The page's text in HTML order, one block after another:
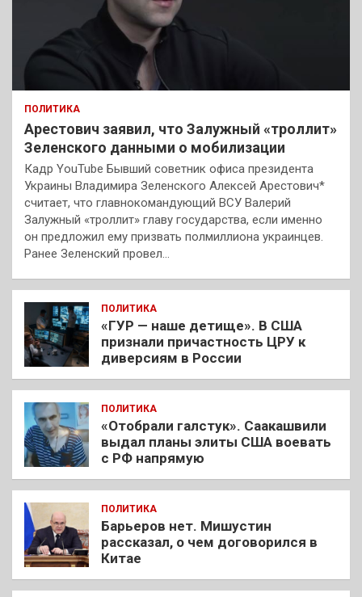
ПОЛИТИКА
Арестович заявил, что Залужный «троллит»
Зеленского данными о мобилизации
Кадр YouTube Бывший советник офиса президента
Украины Владимира Зеленского Алексей Арестович*
считает, что главнокомандующий ВСУ Валерий
Залужный «троллит» главу государства, если именно
он предложил ему призвать полмиллиона украинцев.
Ранее Зеленский провел…
ПОЛИТИКА
«ГУР — наше детище». В США
признали причастность ЦРУ к
диверсиям в России
ПОЛИТИКА
«Отобрали галстук». Саакашвили
выдал планы элиты США воевать
с РФ напрямую
ПОЛИТИКА
Барьеров нет. Мишустин
рассказал, о чем договорился в
Китае